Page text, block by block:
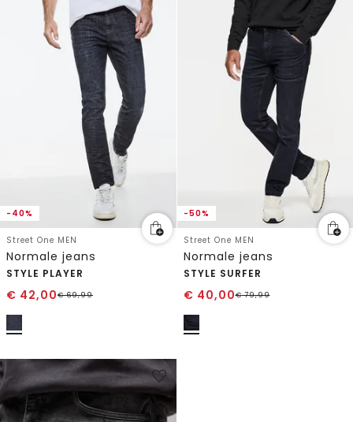
-40%
Street One MEN
Normale jeans
STYLE PLAYER
€ 42,00€69,99
-50%
Street One MEN
Normale jeans
STYLE SURFER
€ 40,00€79,99